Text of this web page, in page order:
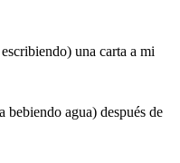
escribiendo) una carta a mi
bebiendo agua) después de